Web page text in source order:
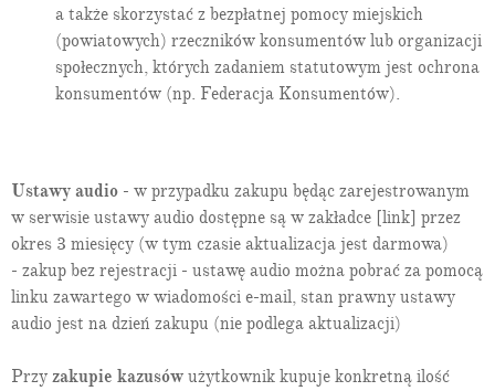
a także skorzystać z bezpłatnej pomocy miejskich
(powiatowych) rzeczników konsumentów lub organizacji
społecznych, których zadaniem statutowym jest ochrona
konsumentów (np. Federacja Konsumentów).
Ustawy audio - w przypadku zakupu będąc zarejestrowanym
w serwisie ustawy audio dostępne są w zakładce [link] przez
okres 3 miesięcy (w tym czasie aktualizacja jest darmowa)
- zakup bez rejestracji - ustawę audio można pobrać za pomocą
linku zawartego w wiadomości e-mail, stan prawny ustawy
audio jest na dzień zakupu (nie podlega aktualizacji)
Przy zakupie kazusów użytkownik kupuje konkretną ilość